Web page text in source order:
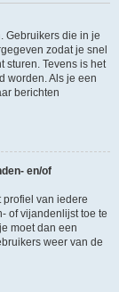
Gebruikers die in je
zodat je snel
sturen. Tevens is het
worden. Als je een
berichten
en/of
profiel van iedere
of vijandenlijst toe te
moet dan een
weer van de